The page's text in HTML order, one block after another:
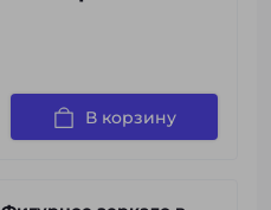
В корзину